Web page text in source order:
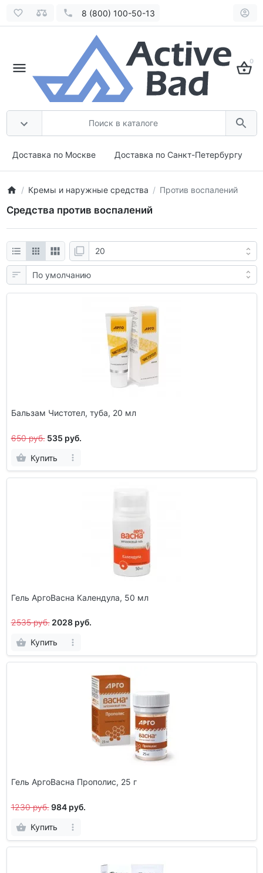
8 (800) 100-50-13
0
Доставка по Москве Доставка по Санкт-Петербургу
Кремы и наружные средства Против воспалений
Средства против воспалений
Бальзам Чистотел, туба, 20 мл
650 руб. 535 руб.
Купить
Гель АргоВасна Календула, 50 мл
2535 руб. 2028 руб.
Купить
Гель АргоВасна Прополис, 25 г
1230 руб. 984 руб.
Купить